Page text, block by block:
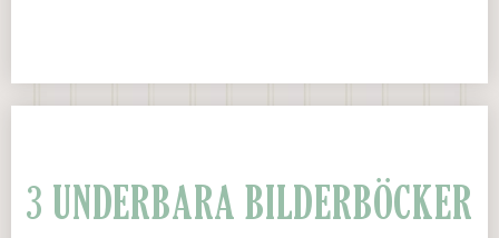
3 UNDERBARA BILDERBÖCKER